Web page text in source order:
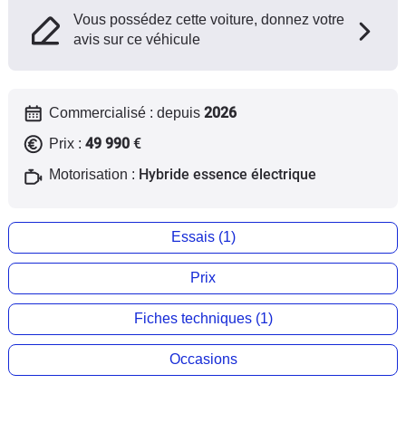
Marques
Vous possédez cette voiture, donnez votre
avis sur ce véhicule
Commercialisé : depuis 2026
Prix : 49 990 €
Motorisation : Hybride essence électrique
Essais (1)
Prix
Fiches techniques (1)
Occasions